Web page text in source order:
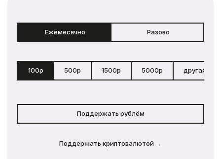
Ежемесячно Разово
100р 500р 1500р 5000р другая
Поддержать рублём
Поддержать криптовалютой →